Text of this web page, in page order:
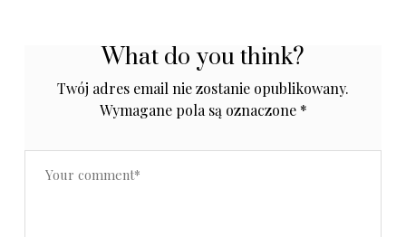
What do you think?
Twój adres email nie zostanie opublikowany.
Wymagane pola są oznaczone *